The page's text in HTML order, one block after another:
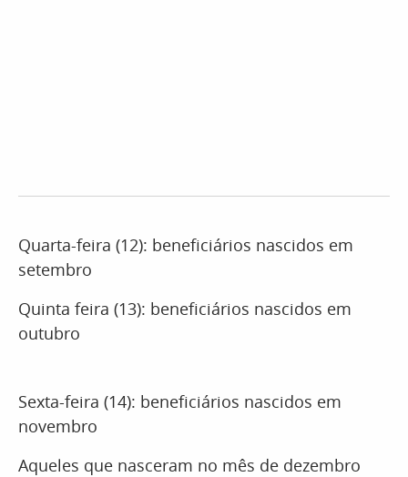
Quarta-feira (12): beneficiários nascidos em
setembro
Quinta feira (13): beneficiários nascidos em
outubro
Sexta-feira (14): beneficiários nascidos em
novembro
Aqueles que nasceram no mês de dezembro